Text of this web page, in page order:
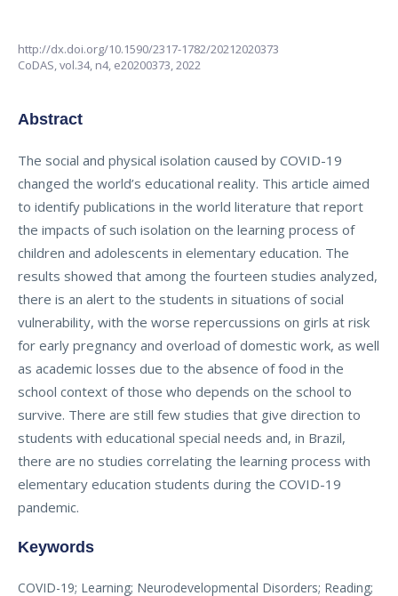
http://dx.doi.org/10.1590/2317-1782/20212020373
CoDAS,vol.34, n4, e20200373, 2022
Abstract
The social and physical isolation caused by COVID-19
changed the world’s educational reality. This article aimed
to identify publications in the world literature that report
the impacts of such isolation on the learning process of
children and adolescents in elementary education. The
results showed that among the fourteen studies analyzed,
there is an alert to the students in situations of social
vulnerability, with the worse repercussions on girls at risk
for early pregnancy and overload of domestic work, as well
as academic losses due to the absence of food in the
school context of those who depends on the school to
survive. There are still few studies that give direction to
students with educational special needs and, in Brazil,
there are no studies correlating the learning process with
elementary education students during the COVID-19
pandemic.
Keywords
COVID-19; Learning; Neurodevelopmental Disorders; Reading;